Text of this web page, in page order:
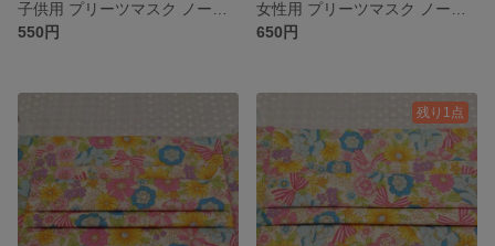
550円
650円
残り1点